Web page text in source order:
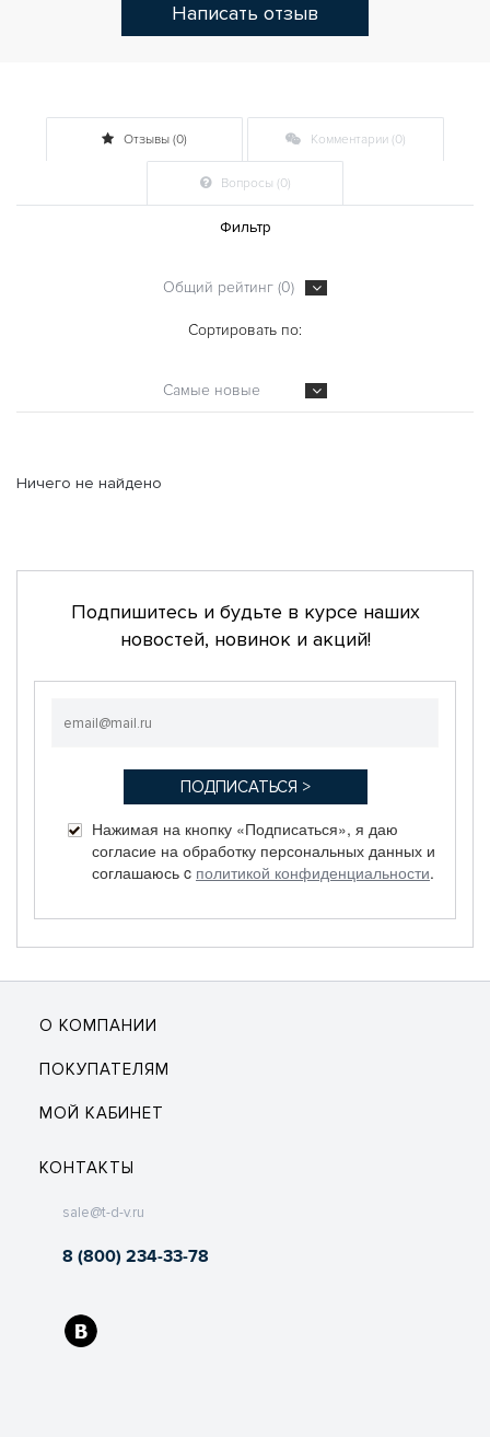
Написать отзыв
Отзывы (0) Комментарии (0)
Вопросы (0)
Фильтр
Общий рейтинг (0)
Сортировать по:
Самые новые
Ничего не найдено
Подпишитесь и будьте в курсе наших
новостей, новинок и акций!
Нажимая на кнопку «Подписаться», я даю
согласие на обработку персональных данных и
соглашаюсь c политикой конфиденциальности.
О КОМПАНИИ
ПОКУПАТЕЛЯМ
МОЙ КАБИНЕТ
КОНТАКТЫ
sale@t-d-v.ru
8 (800) 234-33-78